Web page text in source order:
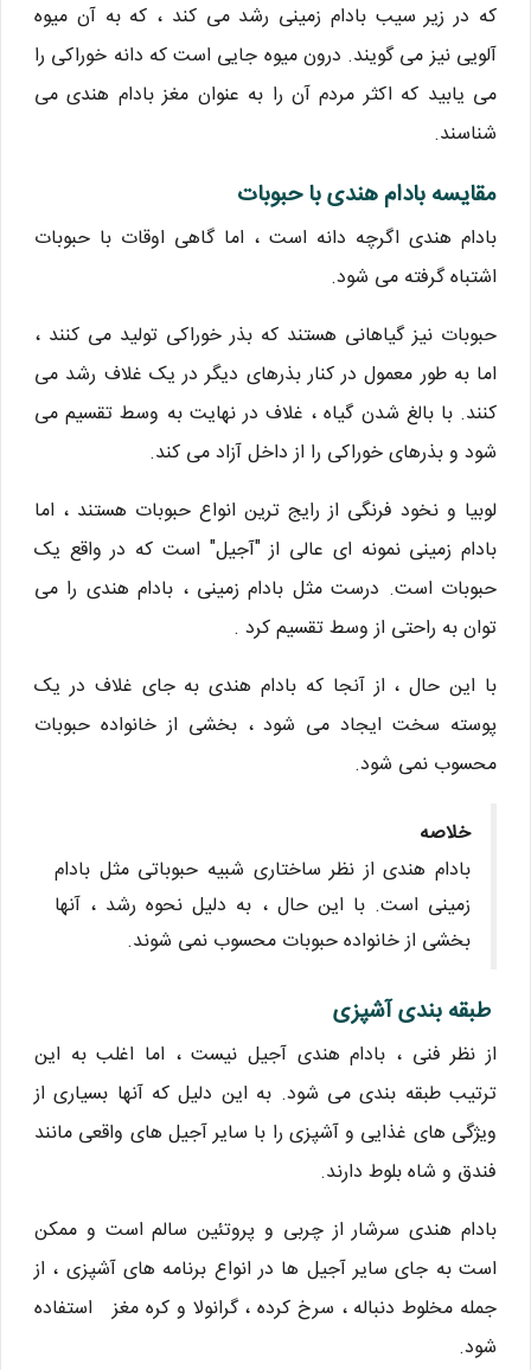
که در زیر سیب بادام زمینی رشد می کند ، که به آن میوه
آلویی نیز می گویند. درون میوه جایی است که دانه خوراکی را
می یابید که اکثر مردم آن را به عنوان مغز بادام هندی می
شناسند.
مقایسه بادام هندی با حبوبات
بادام هندی اگرچه دانه است ، اما گاهی اوقات با حبوبات
اشتباه گرفته می شود.
حبوبات نیز گیاهانی هستند که بذر خوراکی تولید می کنند ،
اما به طور معمول در کنار بذرهای دیگر در یک غلاف رشد می
کنند. با بالغ شدن گیاه ، غلاف در نهایت به وسط تقسیم می
شود و بذرهای خوراکی را از داخل آزاد می کند.
لوبیا و نخود فرنگی از رایج ترین انواع حبوبات هستند ، اما
بادام زمینی نمونه ای عالی از "آجیل" است که در واقع یک
حبوبات است. درست مثل بادام زمینی ، بادام هندی را می
توان به راحتی از وسط تقسیم کرد .
با این حال ، از آنجا که بادام هندی به جای غلاف در یک
پوسته سخت ایجاد می شود ، بخشی از خانواده حبوبات
محسوب نمی شود.
خلاصه
بادام هندی از نظر ساختاری شبیه حبوباتی مثل بادام
زمینی است. با این حال ، به دلیل نحوه رشد ، آنها
بخشی از خانواده حبوبات محسوب نمی شوند.
طبقه بندی آشپزی
از نظر فنی ، بادام هندی آجیل نیست ، اما اغلب به این
ترتیب طبقه بندی می شود. به این دلیل که آنها بسیاری از
ویژگی های غذایی و آشپزی را با سایر آجیل های واقعی مانند
فندق و شاه بلوط دارند.
بادام هندی سرشار از چربی و پروتئین سالم است و ممکن
است به جای سایر آجیل ها در انواع برنامه های آشپزی ، از
جمله مخلوط دنباله ، سرخ کرده ، گرانولا و کره مغز استفاده
شود.